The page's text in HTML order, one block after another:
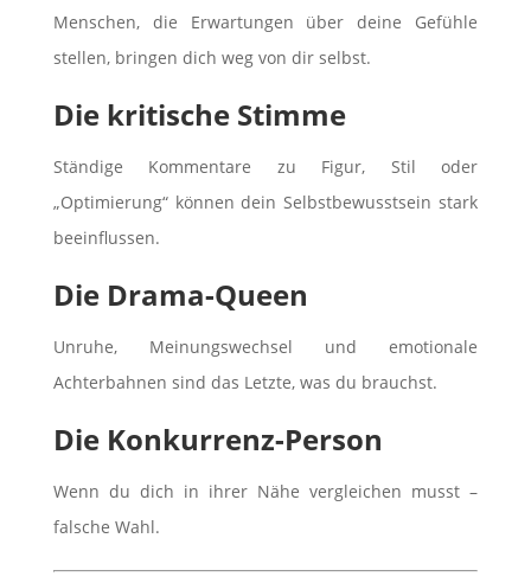
Menschen, die Erwartungen über deine Gefühle
stellen, bringen dich weg von dir selbst.
Die kritische Stimme
Ständige Kommentare zu Figur, Stil oder
„Optimierung“ können dein Selbstbewusstsein stark
beeinflussen.
Die Drama-Queen
Unruhe, Meinungswechsel und emotionale
Achterbahnen sind das Letzte, was du brauchst.
Die Konkurrenz-Person
Wenn du dich in ihrer Nähe vergleichen musst –
falsche Wahl.